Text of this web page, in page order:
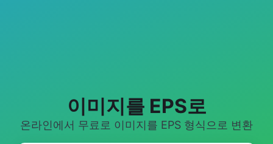
이미지를 EPS로
온라인에서 무료로 이미지를 EPS 형식으로 변환